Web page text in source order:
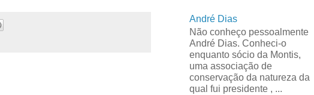
André Dias
Não conheço pessoalmente
André Dias. Conheci-o
enquanto sócio da Montis,
uma associação de
conservação da natureza da
qual fui presidente , ...